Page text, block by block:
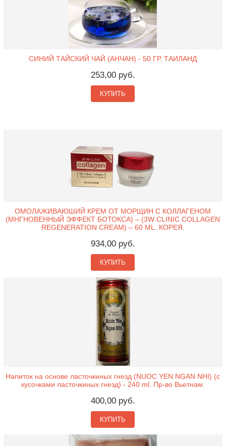
СИНИЙ ТАЙСКИЙ ЧАЙ (АНЧАН) - 50 ГР. ТАИЛАНД
253,00 руб.
КУПИТЬ
ОМОЛАЖИВАЮШИЙ КРЕМ ОТ МОРЩИН С КОЛЛАГЕНОМ
(МНГНОВЕННЫЙ ЭФФЕКТ БОТОКСА) – (3W CLINIC COLLAGEN
REGENERATION CREAM) – 60 ML. КОРЕЯ.
934,00 руб.
КУПИТЬ
Напиток на основе ласточкиных гнезд (NUOC YEN NGAN NHI) (с
кусочками ласточкиных гнезд) - 240 ml. Пр-во Вьетнам.
400,00 руб.
КУПИТЬ